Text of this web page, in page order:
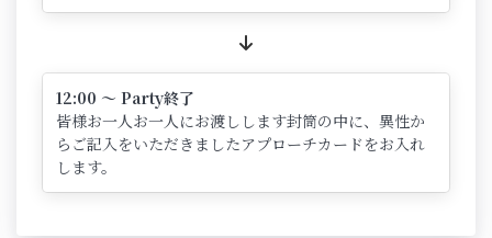
12:00 ～ Party終了
皆様お一人お一人にお渡しします封筒の中に、異性か
らご記入をいただきましたアプローチカードをお入れ
します。